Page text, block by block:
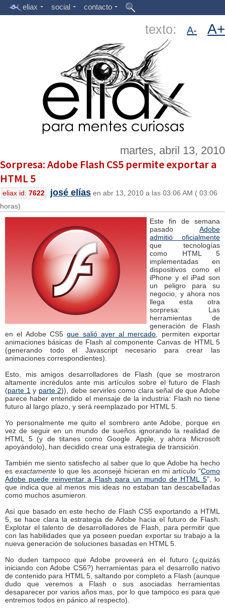
eliax social contacto
texto: A- A+
martes, abril 13, 2010
Sorpresa: Adobe Flash CS5 permite exportar a
HTML 5
eliax id: 7622 josé elías en abr 13, 2010 a las 03:06 AM ( 03:06
horas)
Este fin de semana
pasado Adobe
admitió oficialmente
que tecnologías
como HTML 5
implementadas en
dispositivos como el
iPhone y el iPad son
un peligro para su
negocio, y ahora nos
llega esta otra
sorpresa: Las
herramientas de
generación de Flash
en el Adobe CS5que salió ayer al mercado , permiten exportar
animaciones básicas de Flash al componente Canvas de HTML 5
(generando todo el Javascript necesario para crear las
animaciones correspondientes).
Esto, mis amigos desarrolladores de Flash (que se mostraron
altamente incrédulos ante mis artículos sobre el futuro de Flash
(parte 1 y parte 2)), debe servirles como clara señal de que Adobe
parece haber entendido el mensaje de la industria: Flash no tiene
futuro al largo plazo, y será reemplazado por HTML 5.
Yo personalmente me quito el sombrero ante Adobe, porque en
vez de seguir en un mundo de sueños ignorando la realidad de
HTML 5 (y de titanes como Google. Apple, y ahora Microsoft
apoyándolo), han decidido crear una estrategia de transición.
También me siento satisfecho al saber que lo que Adobe ha hecho
es exactamente lo que les aconsejé hicieran en mi artículo "Como
Adobe puede reinventar a Flash para un mundo de HTML 5", lo
que indica que al menos mis ideas no estaban tan descabelladas
como muchos asumieron.
Así que basado en este hecho de Flash CS5 exportando a HTML
5, se hace clara la estrategia de Adobe hacia el futuro de Flash:
Explotar el talento de desarrolladores de Flash, para permitir que
con las habilidades que ya poseen puedan exportar su trabajo a la
nueva generación de soluciones basadas en HTML 5.
No duden tampoco que Adobe proveerá en el futuro (¿quizás
iniciando con Adobe CS6?) herramientas para el desarrollo nativo
de contenido para HTML 5, saltando por completo a Flash (aunque
dudo que veremos a Flash o sus asociadas herramientas
desaparecer por varios años mas, por lo que tampoco es para que
entremos todos en pánico al respecto).